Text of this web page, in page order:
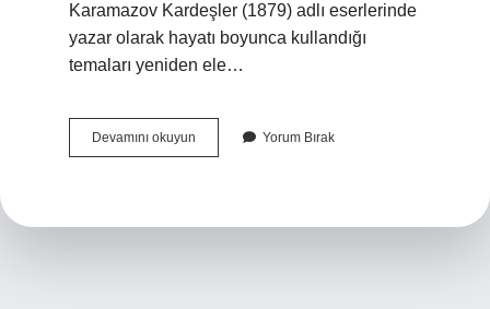
Karamazov Kardeşler (1879) adlı eserlerinde
yazar olarak hayatı boyunca kullandığı
temaları yeniden ele…
Devamını okuyun
Karamazov
Yorum Bırak